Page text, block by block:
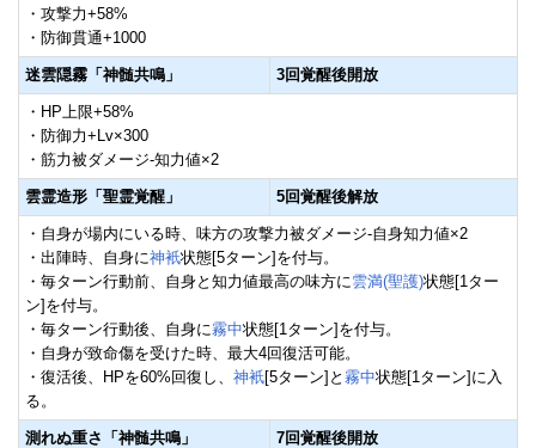
・攻撃力+58%
・防御貫通+1000
迷雲隠霧「神髄共鳴」 3回覚醒後開放
・HP上限+58%
・防御力+Lv×300
・筋力被ダメージ-知力値×2
雲霊造形「聖霊覚醒」 5回覚醒後解放
・自身が場内にいる時、味方の攻撃力被ダメージ-自身知力値×2
・出陣時、自身に神衹状態[5ターン]を付与。
・毎ターン行動前、自身と知力値最高の味方に雲満(聖護)状態[1ター
ン]を付与。
・毎ターン行動後、自身に霧中状態[1ターン]を付与。
・自身が致命傷を受けた時、最大4回復活可能。
・復活後、HPを60%回復し、 神衹[5ターン]と 霧中状態[1ターン]に入
る。
測れぬ重さ「神髄共鳴」 7回覚醒後開放